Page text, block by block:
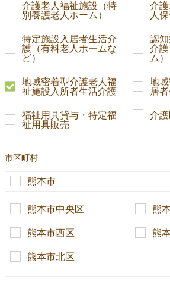
介護老人福祉施設（特
別養護老人ホーム）
介
人
特定施設入居者生活介
護（有料老人ホームな
ど）
認
介
ム）
地域密着型介護老人福
祉施設入所者生活介護
地
居
福祉用具貸与・特定福
祉用具販売
介
市区町村
熊本市
熊本市中央区 熊
熊本市西区 熊
熊本市北区